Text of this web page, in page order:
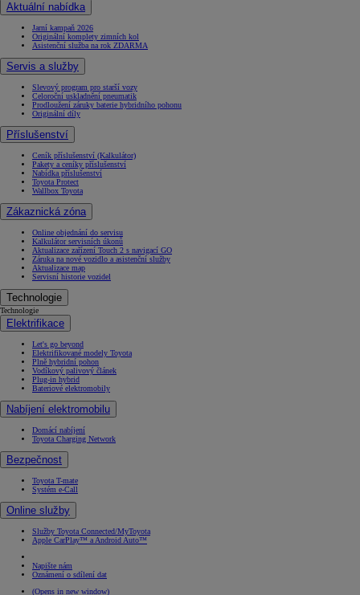
Aktuální nabídka
Jarní kampaň 2026
Originální komplety zimních kol
Asistenční služba na rok ZDARMA
Servis a služby
Slevový program pro starší vozy
Celoroční uskladnění pneumatik
Prodloužení záruky baterie hybridního pohonu
Originální díly
Příslušenství
Ceník příslušenství (Kalkulátor)
Pakety a ceníky příslušenství
Nabídka příslušenství
Toyota Protect
Wallbox Toyota
Zákaznická zóna
Online objednání do servisu
Kalkulátor servisních úkonů
Aktualizace zařízení Touch 2 s navigací GO
Záruka na nové vozidlo a asistenční služby
Aktualizace map
Servisní historie vozidel
Technologie
Technologie
Elektrifikace
Let's go beyond
Elektrifikované modely Toyota
Plně hybridní pohon
Vodíkový palivový článek
Plug-in hybrid
Bateriové elektromobily
Nabíjení elektromobilu
Domácí nabíjení
Toyota Charging Network
Bezpečnost
Toyota T-mate
Systém e-Call
Online služby
Služby Toyota Connected/MyToyota
Apple CarPlay™ a Android Auto™
Napište nám
Oznámení o sdílení dat
(Opens in new window)